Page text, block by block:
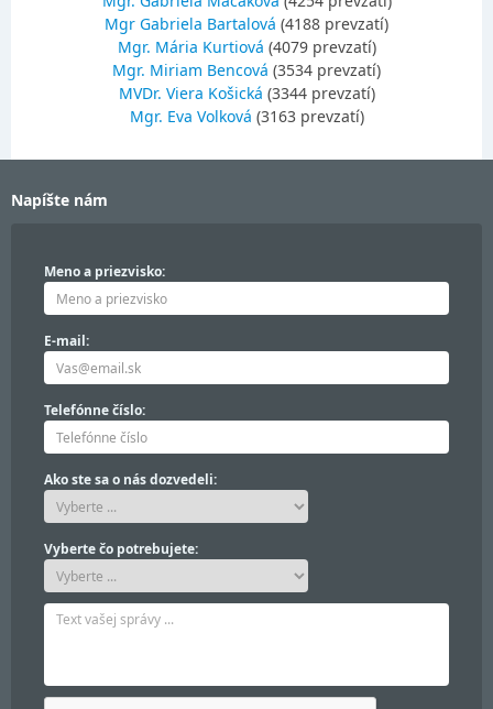
Mgr Gabriela Bartalová (4188 prevzatí)
Mgr. Mária Kurtiová (4079 prevzatí)
Mgr. Miriam Bencová (3534 prevzatí)
MVDr. Viera Košická (3344 prevzatí)
Mgr. Eva Volková (3163 prevzatí)
Napíšte nám
Meno a priezvisko:
E-mail:
Telefónne číslo:
Ako ste sa o nás dozvedeli:
Vyberte čo potrebujete: